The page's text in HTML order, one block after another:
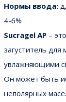
Нормы ввода:
4-6%
Sucragel AP –
загуститель
увлажняющими
Он может быть
неполярных